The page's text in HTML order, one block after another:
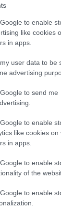
to enable
like cookies
in apps.
user data to be
advertising
to send me
to enable
like cookies on
in apps.
to enable
of the
to enable
πως
Ημιτελικό
με
είπε, τον
ενώ
της αργής
της
στο act
και